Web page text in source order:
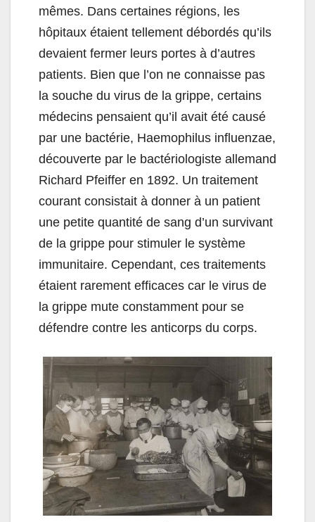
mêmes. Dans certaines régions, les
hôpitaux étaient tellement débordés qu’ils
devaient fermer leurs portes à d’autres
patients. Bien que l’on ne connaisse pas
la souche du virus de la grippe, certains
médecins pensaient qu’il avait été causé
par une bactérie, Haemophilus influenzae,
découverte par le bactériologiste allemand
Richard Pfeiffer en 1892. Un traitement
courant consistait à donner à un patient
une petite quantité de sang d’un survivant
de la grippe pour stimuler le système
immunitaire. Cependant, ces traitements
étaient rarement efficaces car le virus de
la grippe mute constamment pour se
défendre contre les anticorps du corps.